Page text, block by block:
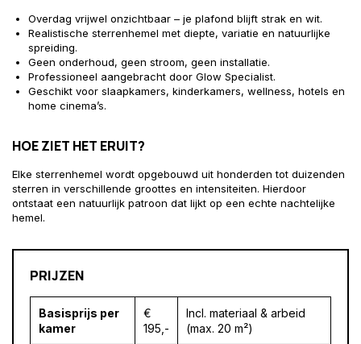
Overdag vrijwel onzichtbaar – je plafond blijft strak en wit.
Realistische sterrenhemel met diepte, variatie en natuurlijke
spreiding.
Geen onderhoud, geen stroom, geen installatie.
Professioneel aangebracht door Glow Specialist.
Geschikt voor slaapkamers, kinderkamers, wellness, hotels en
home cinema’s.
HOE ZIET HET ERUIT?
Elke sterrenhemel wordt opgebouwd uit honderden tot duizenden
sterren in verschillende groottes en intensiteiten. Hierdoor
ontstaat een natuurlijk patroon dat lijkt op een echte nachtelijke
hemel.
PRIJZEN
Basisprijs per
kamer
€
195,-
Incl. materiaal & arbeid
(max. 20 m²)